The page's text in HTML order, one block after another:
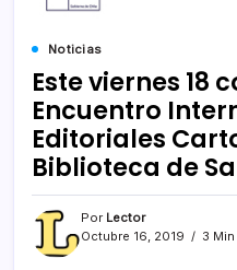
Noticias
Este viernes 18
Encuentro
Editoriales
Biblioteca de
Por Lector
Octubre 16, 2019
3